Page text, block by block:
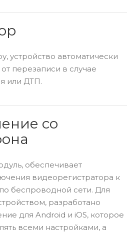
устройство автоматически
перезаписи в случае
или ДТП.
со
обеспечивает
видеорегистратора к
беспроводной сети. Для
разработано
для Android и iOS, которое
всеми настройками, а